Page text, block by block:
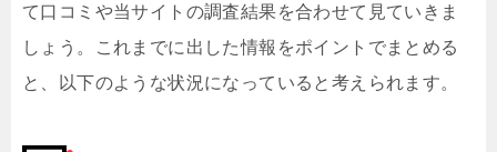
て口コミや当サイトの調査結果を合わせて見ていきま
しょう。これまでに出した情報をポイントでまとめる
と、以下のような状況になっていると考えられます。